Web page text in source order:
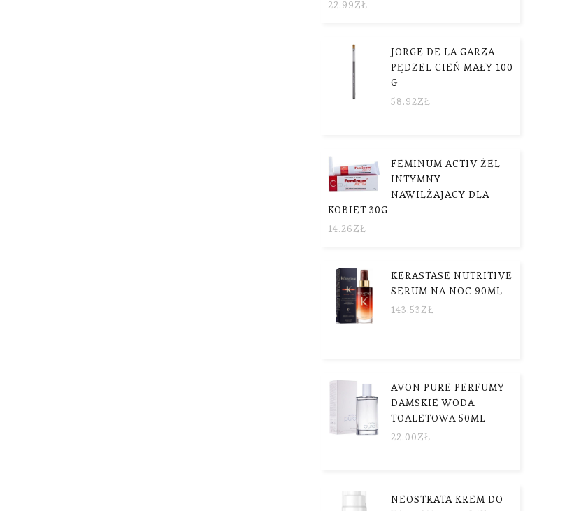
22.99ZŁ
JORGE DE LA GARZA
PĘDZEL CIEŃ MAŁY 100
G
58.92ZŁ
FEMINUM ACTIV ŻEL
INTYMNY
NAWILŻAJACY DLA
KOBIET 30G
14.26ZŁ
KERASTASE NUTRITIVE
SERUM NA NOC 90ML
143.53ZŁ
AVON PURE PERFUMY
DAMSKIE WODA
TOALETOWA 50ML
22.00ZŁ
NEOSTRATA KREM DO